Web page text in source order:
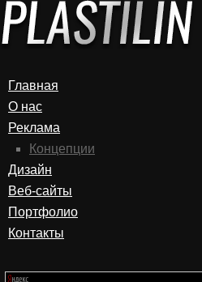
Главная
О нас
Реклама
Концепции
Дизайн
Веб-сайты
Портфолио
Контакты